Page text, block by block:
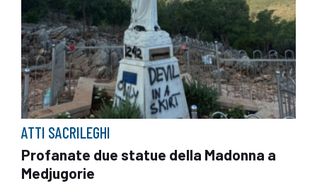
ATTI SACRILEGHI
Profanate due statue della Madonna a
Medjugorie